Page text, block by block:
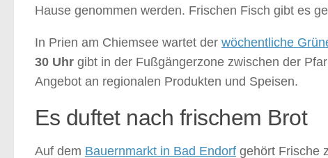
Hause genommen werden. Frischen Fisch gibt es
In Prien am Chiemsee wartet der wöchentliche
30 Uhr gibt in der Fußgängerzone zwischen der
Angebot an regionalen Produkten und Speisen.
Es duftet nach frischem Brot
Auf dem Bauernmarkt in Bad Endorf gehört Frische